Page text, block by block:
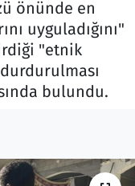
önünde en
uyguladığını"
"etnik
bulundu.